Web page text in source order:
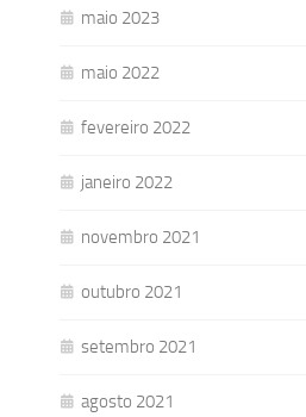
maio 2023
maio 2022
fevereiro 2022
janeiro 2022
novembro 2021
outubro 2021
setembro 2021
agosto 2021